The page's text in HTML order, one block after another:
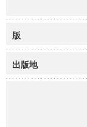
版
出版地